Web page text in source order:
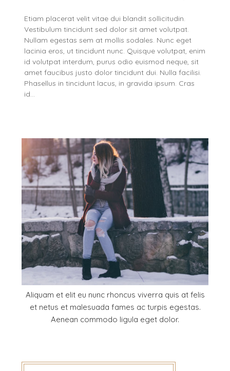
Etiam placerat velit vitae dui blandit sollicitudin.
Vestibulum tincidunt sed dolor sit amet volutpat.
Nullam egestas sem at mollis sodales. Nunc eget
lacinia eros, ut tincidunt nunc. Quisque volutpat, enim
id volutpat interdum, purus odio euismod neque, sit
amet faucibus justo dolor tincidunt dui. Nulla facilisi.
Phasellus in tincidunt lacus, in gravida ipsum. Cras
id…
Aliquam et elit eu nunc rhoncus viverra quis at felis
et netus et malesuada fames ac turpis egestas.
Aenean commodo ligula eget dolor.